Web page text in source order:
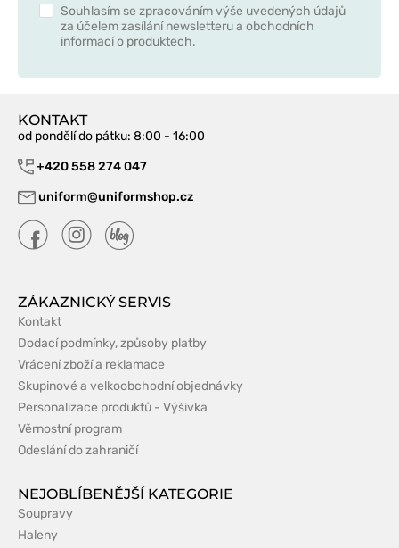
Souhlasím se zpracováním výše uvedených údajů
za účelem zasílání newsletteru a obchodních
informací o produktech.
KONTAKT
od pondělí do pátku: 8:00 - 16:00
+420 558 274 047
uniform@uniformshop.cz
ZÁKAZNICKÝ SERVIS
Kontakt
Dodací podmínky, způsoby platby
Vrácení zboží a reklamace
Skupinové a velkoobchodní objednávky
Personalizace produktů - Výšivka
Věrnostní program
Odeslání do zahraničí
NEJOBLÍBENĚJŠÍ KATEGORIE
Soupravy
Haleny